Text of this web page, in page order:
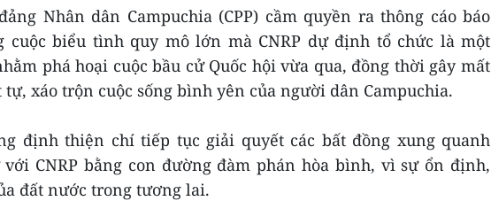
Nhân dân Campuchia (CPP) cầm quyền ra thông cáo báo
cuộc biểu tình quy mô lớn mà CNRP dự định tổ chức là một
phá hoại cuộc bầu cử Quốc hội vừa qua, đồng thời gây mất
xáo trộn cuộc sống bình yên của người dân Campuchia.
định thiện chí tiếp tục giải quyết các bất đồng xung quanh
với CNRP bằng con đường đàm phán hòa bình, vì sự ổn định,
đất nước trong tương lai.